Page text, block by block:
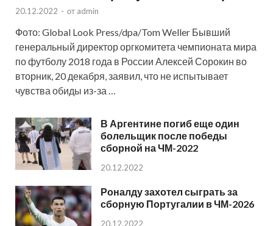
20.12.2022 - от admin
Фото: Global Look Press/dpa/Tom Weller Бывший
генеральный директор оргкомитета чемпионата мира
по футболу 2018 года в России Алексей Сорокин во
вторник, 20 декабря, заявил, что не испытывает
чувства обиды из-за …
В Аргентине погиб еще один
болельщик после победы
сборной на ЧМ-2022
20.12.2022
Роналду захотел сыграть за
сборную Португалии в ЧМ-2026
20.12.2022